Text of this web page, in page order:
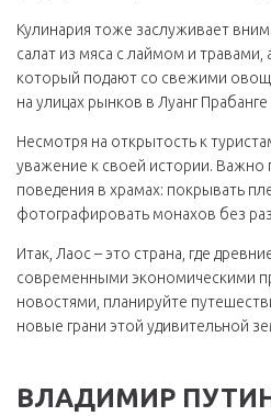
Кулинария тоже заслуживает
салат из мяса с лаймом и травами,
который подают со свежими
на улицах рынков в Луанг Прабанге
Несмотря на открытость к
уважение к своей истории. Важно
поведения в храмах: покрывать
фотографировать монахов без
Итак, Лаос – это страна, где
современными экономическими
новостями, планируйте
новые грани этой удивительной
ВЛАДИМИР